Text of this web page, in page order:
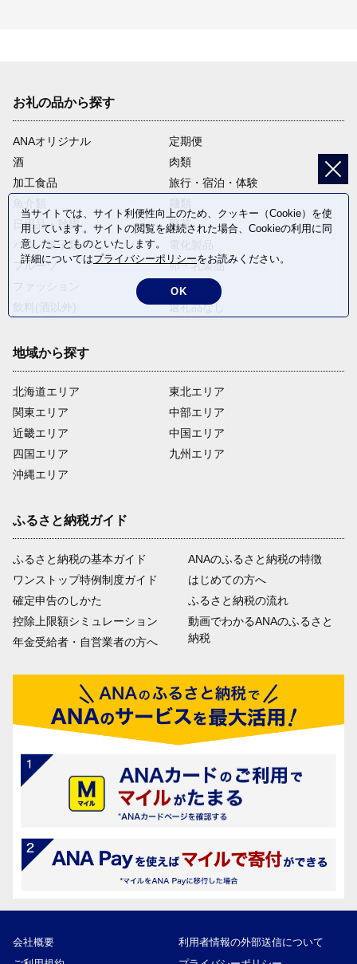
お礼の品から探す
ANAオリジナル
定期便
酒
肉類
加工食品
旅行・宿泊・体験
日用品・雑貨
野菜
パン・菓子類
フルーツ
卵・乳製品
米・穀物
返礼品なし
地域から探す
北海道エリア
関東エリア
近畿エリア
四国エリア
沖縄エリア
東北エリア
中部エリア
中国エリア
九州エリア
ふるさと納税ガイド
ふるさと納税の基本ガイド
ワンストップ特例制度ガイド
確定申告のしかた
控除上限額シミュレーション
年金受給者・自営業者の方へ
ANAのふるさと納税の特徴
はじめての方へ
ふるさと納税の流れ
動画でわかるANAのふるさと
納税
会社概要
利用者情報の外部送信について
当サイトでは、サイト利便性向上のため、クッキー（Cookie）を使
用しています。サイトの閲覧を継続された場合、Cookieの利用に同
意したことものといたします。
詳細についてはプライバシーポリシーをお読みください。
OK